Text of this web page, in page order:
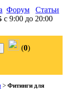
Форум
Статьи
с 9:00 до 20:00
(0)
> Фитинги для